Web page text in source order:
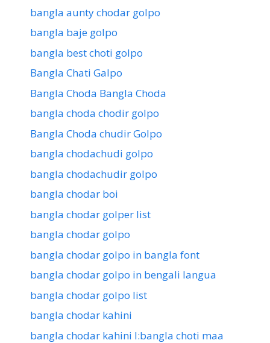
bangla aunty chodar golpo
bangla baje golpo
bangla best choti golpo
Bangla Chati Galpo
Bangla Choda Bangla Choda
bangla choda chodir golpo
Bangla Choda chudir Golpo
bangla chodachudi golpo
bangla chodachudir golpo
bangla chodar boi
bangla chodar golper list
bangla chodar golpo
bangla chodar golpo in bangla font
bangla chodar golpo in bengali langua
bangla chodar golpo list
bangla chodar kahini
bangla chodar kahini l:bangla choti maa